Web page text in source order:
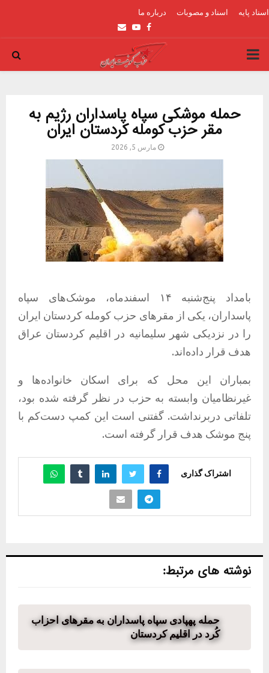
اسناد پایه اسناد و مصوبات درباره ما
Facebook
Youtube
Email
PRIMARY
حمله موشکی سپاه پاسداران رژیم به
مقر حزب کومله کردستان ایران
مارس 5, 2026
بامداد پنج‌شنبه ۱۴ اسفندماه، موشک‌های سپاه
پاسداران، یکی از مقرهای حزب کومله کردستان ایران
را در نزدیکی شهر سلیمانیه در اقلیم کردستان عراق
هدف قرار داده‌اند.
بمباران این محل که برای اسکان خانواده‌ها و
غیرنظامیان وابسته به حزب در نظر گرفته شده بود،
تلفاتی دربرنداشت. گفتنی است این کمپ دست‌کم با
پنج موشک هدف قرار گرفته است.
اشتراک گذاری
نوشته های مرتبط:
حمله پهپادی سپاه پاسداران به مقرهای احزاب
کُرد در اقلیم کردستان